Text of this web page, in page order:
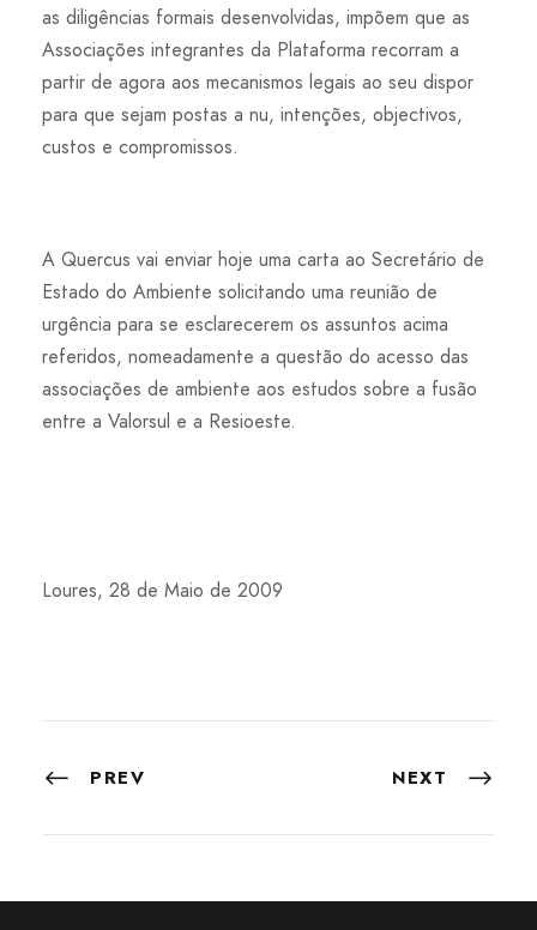
as diligências formais desenvolvidas, impõem que as
Associações integrantes da Plataforma recorram a
partir de agora aos mecanismos legais ao seu dispor
para que sejam postas a nu, intenções, objectivos,
custos e compromissos.
A Quercus vai enviar hoje uma carta ao Secretário de
Estado do Ambiente solicitando uma reunião de
urgência para se esclarecerem os assuntos acima
referidos, nomeadamente a questão do acesso das
associações de ambiente aos estudos sobre a fusão
entre a Valorsul e a Resioeste.
Loures, 28 de Maio de 2009
PREV NEXT